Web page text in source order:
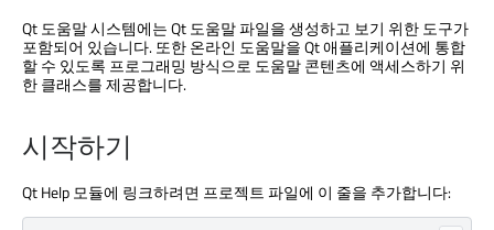
Qt 도움말 시스템에는 Qt 도움말 파일을 생성하고 보기 위한 도구가
포함되어 있습니다. 또한 온라인 도움말을 Qt 애플리케이션에 통합
할 수 있도록 프로그래밍 방식으로 도움말 콘텐츠에 액세스하기 위
한 클래스를 제공합니다.
시작하기
Qt Help모듈에 링크하려면 프로젝트 파일에 이 줄을 추가합니다: